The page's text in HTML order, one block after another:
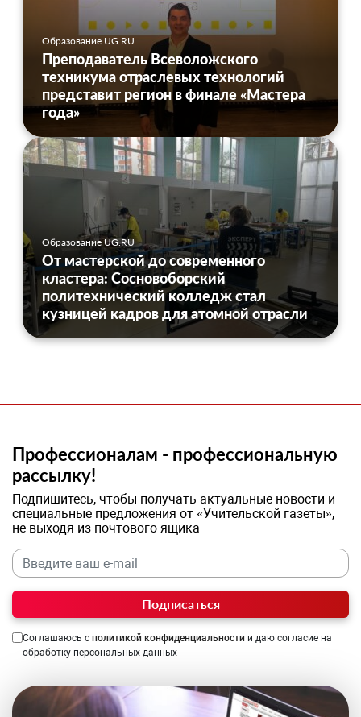
Образование UG.RU
Преподаватель Всеволожского
техникума отраслевых технологий
представит регион в финале «Мастера
года»
Образование UG.RU
От мастерской до современного
кластера: Сосновоборский
политехнический колледж стал
кузницей кадров для атомной отрасли
Профессионалам - профессиональную
рассылку!
Подпишитесь, чтобы получать актуальные новости и
специальные предложения от «Учительской газеты»,
не выходя из почтового ящика
Подписаться
Соглашаюсь с политикой конфиденциальности и даю согласие на
обработку персональных данных